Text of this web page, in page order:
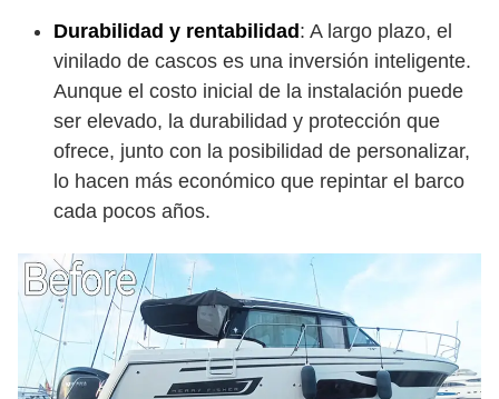
Durabilidad y rentabilidad : A largo plazo, el
vinilado de cascos es una inversión inteligente.
Aunque el costo inicial de la instalación puede
ser elevado, la durabilidad y protección que
ofrece, junto con la posibilidad de personalizar,
lo hacen más económico que repintar el barco
cada pocos años.